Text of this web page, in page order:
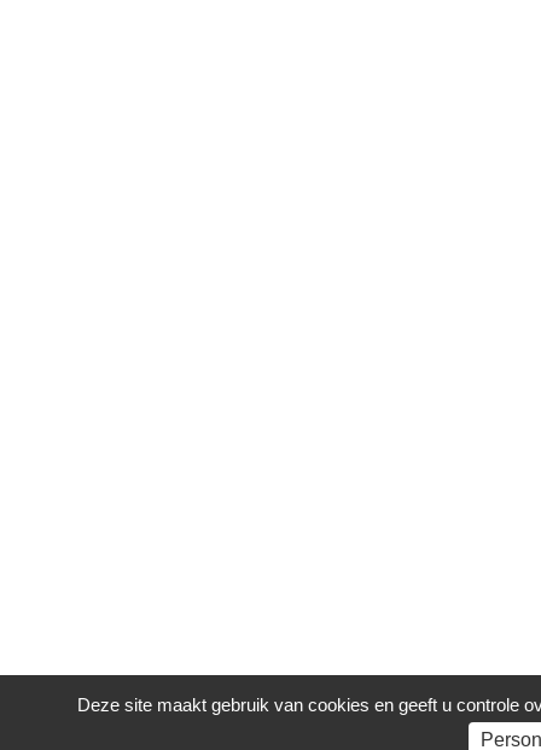
Deze site maakt gebruik van cookies en geeft u controle